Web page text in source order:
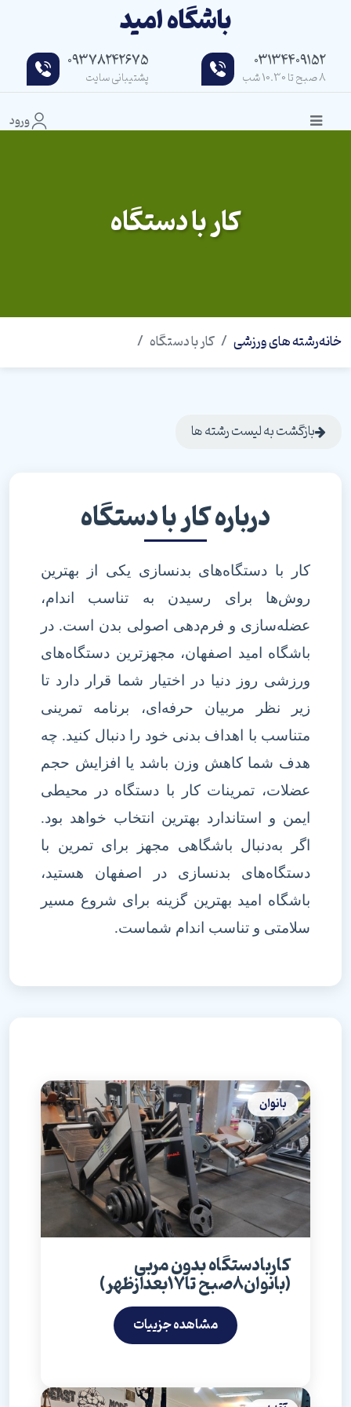
باشگاه امید
03134409152
8 صبح تا 10.30 شب
09378242675
پشتیبانی سایت
ورود
کار با دستگاه
خانهرشته های ورزشی کار با دستگاه
بازگشت به لیست رشته ها
درباره کار با دستگاه
کار با دستگاه‌های بدنسازی یکی از بهترین
روش‌ها برای رسیدن به تناسب اندام،
عضله‌سازی و فرم‌دهی اصولی بدن است. در
باشگاه امید اصفهان، مجهزترین دستگاه‌های
ورزشی روز دنیا در اختیار شما قرار دارد تا
زیر نظر مربیان حرفه‌ای، برنامه تمرینی
متناسب با اهداف بدنی خود را دنبال کنید. چه
هدف شما کاهش وزن باشد یا افزایش حجم
عضلات، تمرینات کار با دستگاه در محیطی
ایمن و استاندارد بهترین انتخاب خواهد بود.
اگر به‌دنبال باشگاهی مجهز برای تمرین با
دستگاه‌های بدنسازی در اصفهان هستید،
باشگاه امید بهترین گزینه برای شروع مسیر
سلامتی و تناسب اندام شماست.
بانوان
کاربادستگاه بدون مربی
(بانوان۸صبح تا۱۷بعدازظهر)
مشاهده جزییات